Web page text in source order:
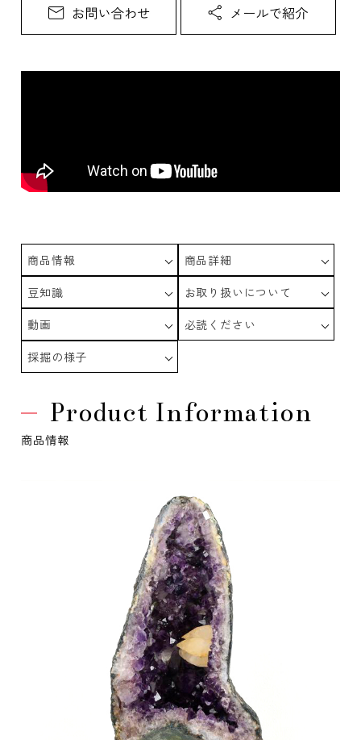
商品情報
商品詳細
豆知識
お取り扱いについて
動画
必読ください
採掘の様子
Product Information
商品情報